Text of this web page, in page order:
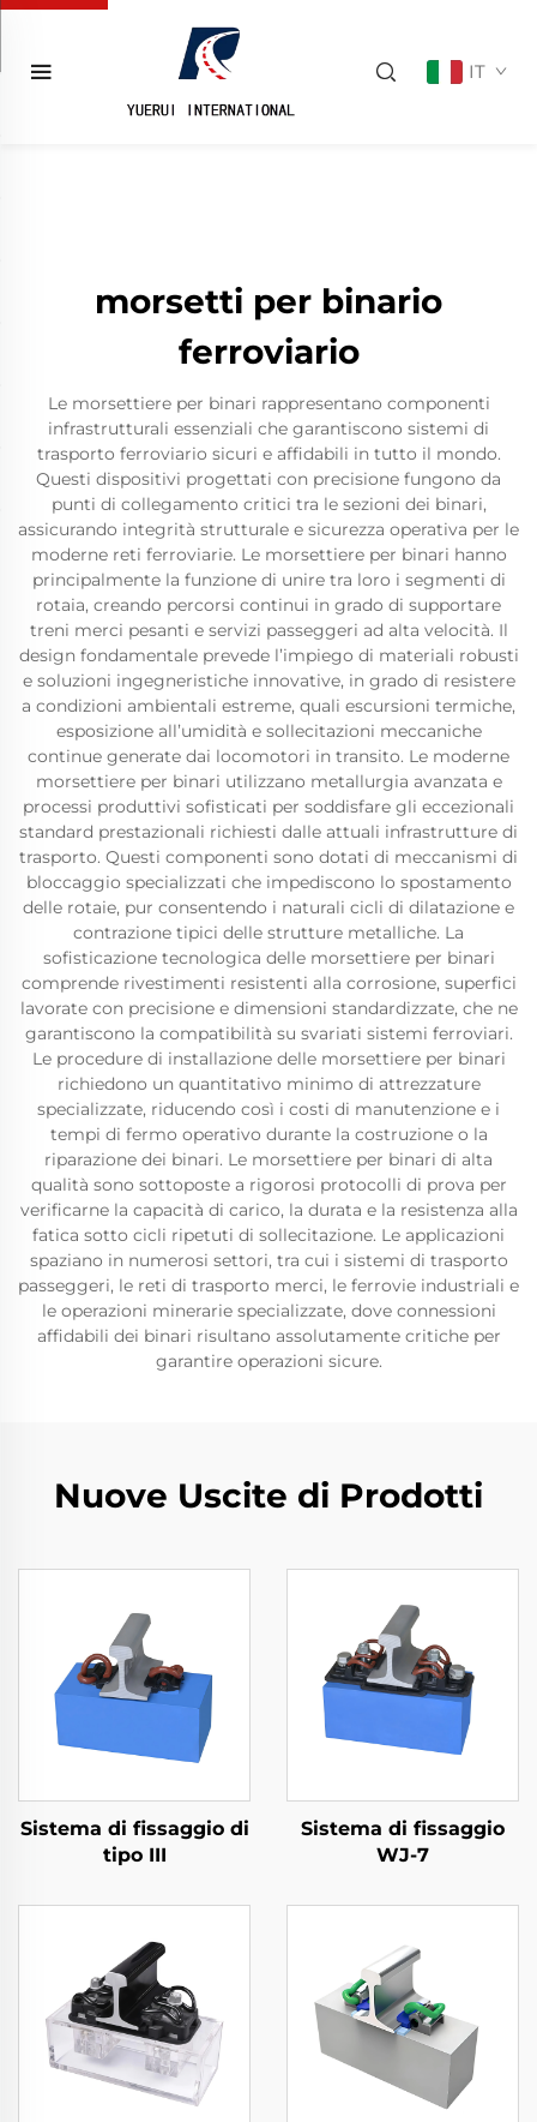
IT
morsetti per binario
ferroviario
Le morsettiere per binari rappresentano componenti
infrastrutturali essenziali che garantiscono sistemi di
trasporto ferroviario sicuri e affidabili in tutto il mondo.
Questi dispositivi progettati con precisione fungono da
punti di collegamento critici tra le sezioni dei binari,
assicurando integrità strutturale e sicurezza operativa per le
moderne reti ferroviarie. Le morsettiere per binari hanno
principalmente la funzione di unire tra loro i segmenti di
rotaia, creando percorsi continui in grado di supportare
treni merci pesanti e servizi passeggeri ad alta velocità. Il
design fondamentale prevede l’impiego di materiali robusti
e soluzioni ingegneristiche innovative, in grado di resistere
a condizioni ambientali estreme, quali escursioni termiche,
esposizione all’umidità e sollecitazioni meccaniche
continue generate dai locomotori in transito. Le moderne
morsettiere per binari utilizzano metallurgia avanzata e
processi produttivi sofisticati per soddisfare gli eccezionali
standard prestazionali richiesti dalle attuali infrastrutture di
trasporto. Questi componenti sono dotati di meccanismi di
bloccaggio specializzati che impediscono lo spostamento
delle rotaie, pur consentendo i naturali cicli di dilatazione e
contrazione tipici delle strutture metalliche. La
sofisticazione tecnologica delle morsettiere per binari
comprende rivestimenti resistenti alla corrosione, superfici
lavorate con precisione e dimensioni standardizzate, che ne
garantiscono la compatibilità su svariati sistemi ferroviari.
Le procedure di installazione delle morsettiere per binari
richiedono un quantitativo minimo di attrezzature
specializzate, riducendo così i costi di manutenzione e i
tempi di fermo operativo durante la costruzione o la
riparazione dei binari. Le morsettiere per binari di alta
qualità sono sottoposte a rigorosi protocolli di prova per
verificarne la capacità di carico, la durata e la resistenza alla
fatica sotto cicli ripetuti di sollecitazione. Le applicazioni
spaziano in numerosi settori, tra cui i sistemi di trasporto
passeggeri, le reti di trasporto merci, le ferrovie industriali e
le operazioni minerarie specializzate, dove connessioni
affidabili dei binari risultano assolutamente critiche per
garantire operazioni sicure.
Nuove Uscite di Prodotti
Sistema di fissaggio di
tipo III
Sistema di fissaggio
WJ-7